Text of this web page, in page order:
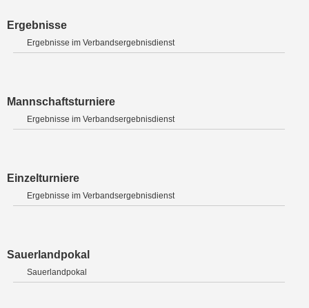
Ergebnisse
Ergebnisse im Verbandsergebnisdienst
Mannschaftsturniere
Ergebnisse im Verbandsergebnisdienst
Einzelturniere
Ergebnisse im Verbandsergebnisdienst
Sauerlandpokal
Sauerlandpokal